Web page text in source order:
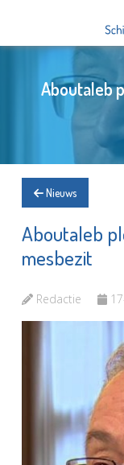
Aboutaleb
Nieuws
Aboutaleb
mesbezit
Redactie